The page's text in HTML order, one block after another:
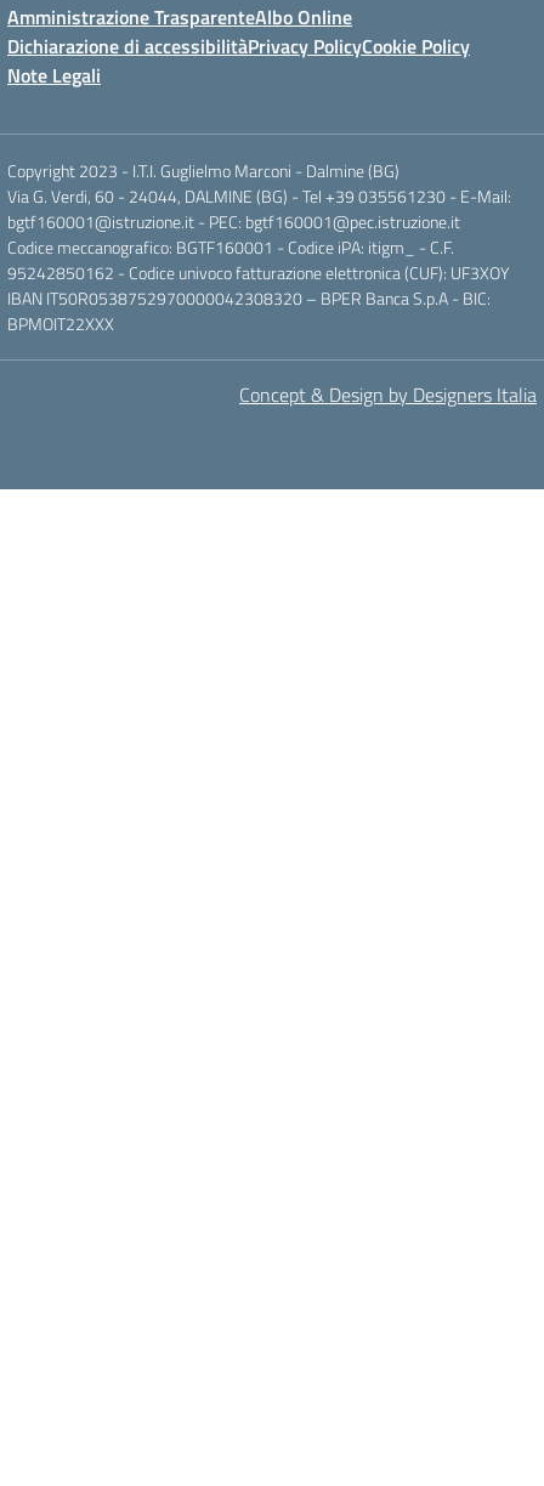
Amministrazione TrasparenteAlbo Online
Dichiarazione di accessibilitàPrivacy PolicyCookie Policy
Note Legali
Copyright 2023 - I.T.I. Guglielmo Marconi - Dalmine (BG)
Via G. Verdi, 60 - 24044, DALMINE (BG) - Tel +39 035561230 - E-Mail:
bgtf160001@istruzione.it - PEC: bgtf160001@pec.istruzione.it
Codice meccanografico: BGTF160001 - Codice iPA: itigm_ - C.F.
95242850162 - Codice univoco fatturazione elettronica (CUF): UF3XOY
IBAN IT50R0538752970000042308320 – BPER Banca S.p.A - BIC:
BPMOIT22XXX
Concept & Design by Designers Italia